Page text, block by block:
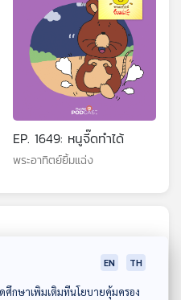
EP. 1649: หนูจี๊ดทำได้
พระอาทิตย์ยิ้มแฉ่ง
EN TH
ศึกษาเพิ่มเติมที่นโยบายคุ้มครอง